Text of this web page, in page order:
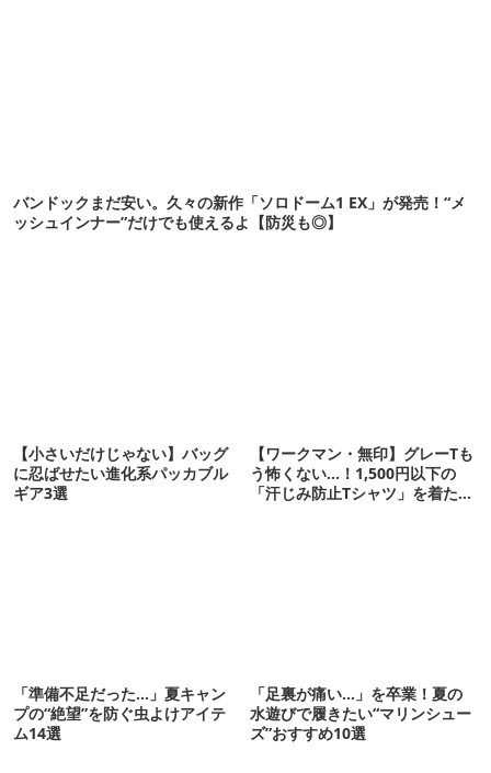
バンドックまだ安い。久々の新作「ソロドーム1 EX」が発売！“メ
ッシュインナー”だけでも使えるよ【防災も◎】
【小さいだけじゃない】バッグ
に忍ばせたい進化系パッカブル
ギア3選
【ワークマン・無印】グレーTも
う怖くない…！1,500円以下の
「汗じみ防止Tシャツ」を着たら
「準備不足だった…」夏キャン
プの“絶望”を防ぐ虫よけアイテ
ム14選
「足裏が痛い…」を卒業！夏の
水遊びで履きたい“マリンシュー
ズ”おすすめ10選